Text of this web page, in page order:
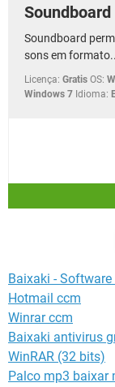
Soundboard
Soundboard
sons em
Licença: Gratis OS:
Windows 7 Idioma:
Baixaki -
Hotmail ccm
Winrar ccm
Baixaki antivirus
WinRAR (32 bits)
Palco mp3 baixar